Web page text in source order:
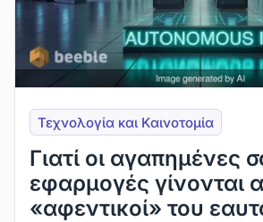
Τεχνολογία και Kαινοτομία
Γιατί οι αγαπημένες
εφαρμογές γίνονται
«αφεντικοί» του